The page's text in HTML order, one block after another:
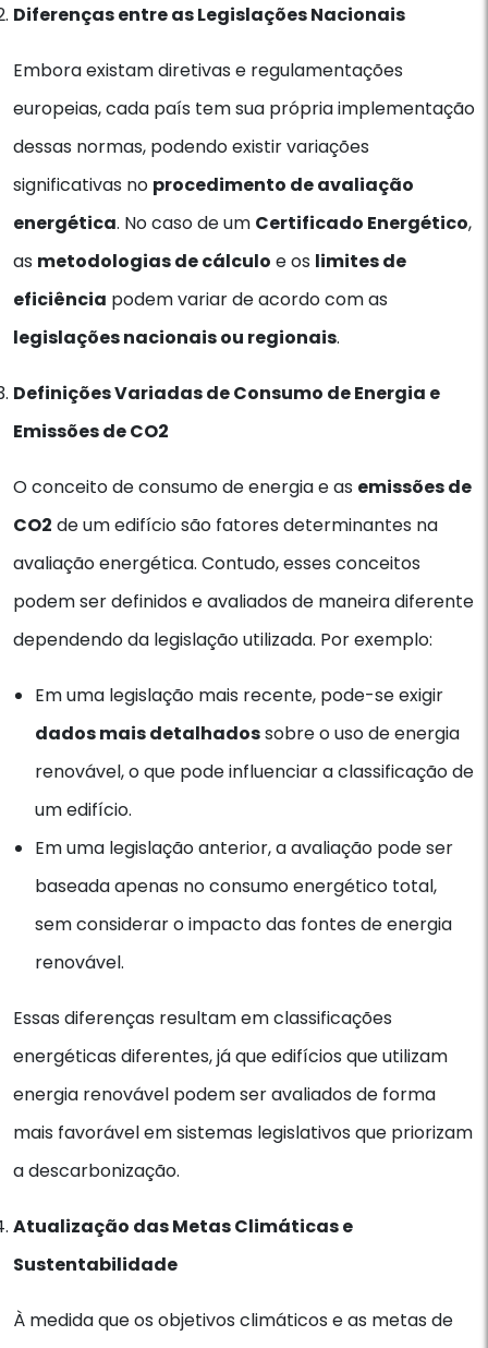
Diferenças entre as Legislações Nacionais
Embora existam diretivas e regulamentações
europeias, cada país tem sua própria implementação
dessas normas, podendo existir variações
significativas no procedimento de avaliação
energética. No caso de um Certificado Energético,
as metodologias de cálculo e os limites de
eficiência podem variar de acordo com as
legislações nacionais ou regionais.
Definições Variadas de Consumo de Energia e
Emissões de CO2
O conceito de consumo de energia e as emissões de
CO2 de um edifício são fatores determinantes na
avaliação energética. Contudo, esses conceitos
podem ser definidos e avaliados de maneira diferente
dependendo da legislação utilizada. Por exemplo:
Em uma legislação mais recente, pode-se exigir
dados mais detalhadossobre o uso de energia
renovável, o que pode influenciar a classificação de
um edifício.
Em uma legislação anterior, a avaliação pode ser
baseada apenas no consumo energético total,
sem considerar o impacto das fontes de energia
renovável.
Essas diferenças resultam em classificações
energéticas diferentes, já que edifícios que utilizam
energia renovável podem ser avaliados de forma
mais favorável em sistemas legislativos que priorizam
a descarbonização.
Atualização das Metas Climáticas e
Sustentabilidade
À medida que os objetivos climáticos e as metas de